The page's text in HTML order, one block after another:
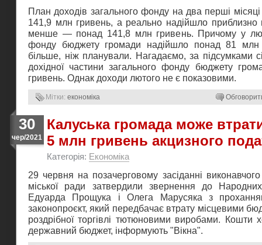
План доходів загального фонду на два перші
141,9 млн гривень, а реально надійшло приблизно
менше — понад 141,8 млн гривень. Причому у
фонду бюджету громади надійшло понад 81
більше, ніж планували. Нагадаємо, за підсумками
дохідної частини загального фонду бюджету
гривень. Однак доходи лютого не є показовими.
Мітки: економіка
30
чер/2021
Калуська громада може
5 млн гривень акцизного
Категорія: Економіка
29 червня на позачерговому засіданні
міської ради затвердили звернення до Народних
Едуарда Прощука і Олега Марусяка з
законопроєкт, який передбачає втрату місцевими
роздрібної торгівлі тютюновими виробами. Кошти
державний бюджет, інформують "Вікна".